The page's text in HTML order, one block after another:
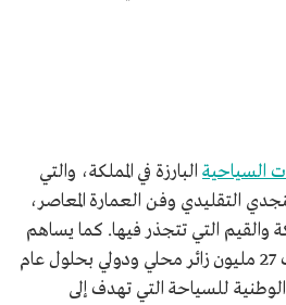
السياحية البارزة في المملكة، والتي
التقليدي وفن العمارة المعاصر،
والقيم التي تتجذر فيها. كما يساهم
مشروع الدرعية في استقطاب 27 مليون زائر محلي ودولي بحلول عام
الوطنية للسياحة التي تهدف إلى